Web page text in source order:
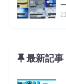
最新記事